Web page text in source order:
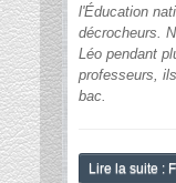
l'Éducation
décrocheurs.
Léo pendant
professeurs,
bac.
Lire la suite :